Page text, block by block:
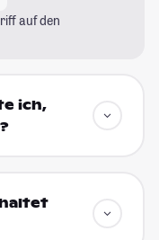
auf den
ich,